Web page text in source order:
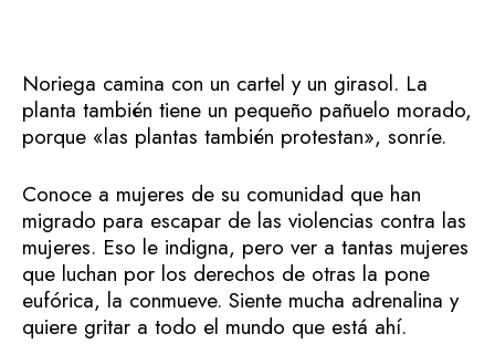
Noriega camina con un cartel y un girasol. La
planta también tiene un pequeño pañuelo morado,
porque «las plantas también protestan», sonríe.
Conoce a mujeres de su comunidad que han
migrado para escapar de las violencias contra las
mujeres. Eso le indigna, pero ver a tantas mujeres
que luchan por los derechos de otras la pone
eufórica, la conmueve. Siente mucha adrenalina y
quiere gritar a todo el mundo que está ahí.